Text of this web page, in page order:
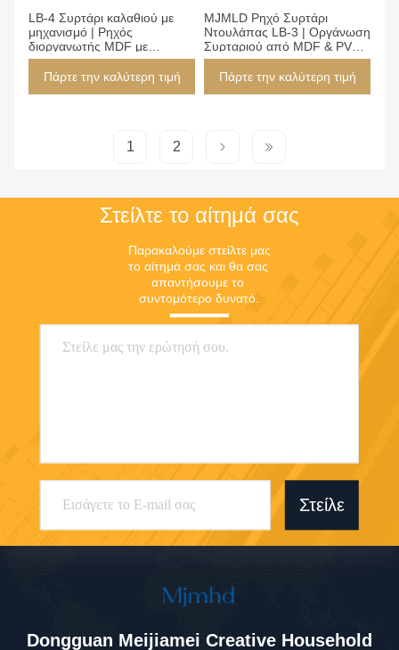
LB-4 Συρτάρι καλαθιού με
μηχανισμό | Ρηχός
διοργανωτής MDF με
επίστρωση PVC για
ντουλάπα, συρτάρι
Πάρτε την καλύτερη τιμή
MJMLD Ρηχό Συρτάρι
Ντουλάπας LB-3 | Οργάνωση
Συρταριού από MDF & PVC
(764x485x170mm) | Ανοιχτός
Σχεδιασμός για Αποθήκευση
Πάρτε την καλύτερη τιμή
1 2
Στείλτε το αίτημά σας
Παρακαλούμε στείλτε μας
το αίτημά σας και θα σας
απαντήσουμε το
συντομότερο δυνατό.
Στείλε
Dongguan Meijiamei Creative Household